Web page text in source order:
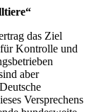
das Ziel
für Kontrolle und
aber
Versprechens